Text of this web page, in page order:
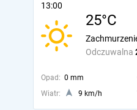
13:00
25°C
Odczuwalna
Opad: 0 mm
Wiatr:
9 km/h